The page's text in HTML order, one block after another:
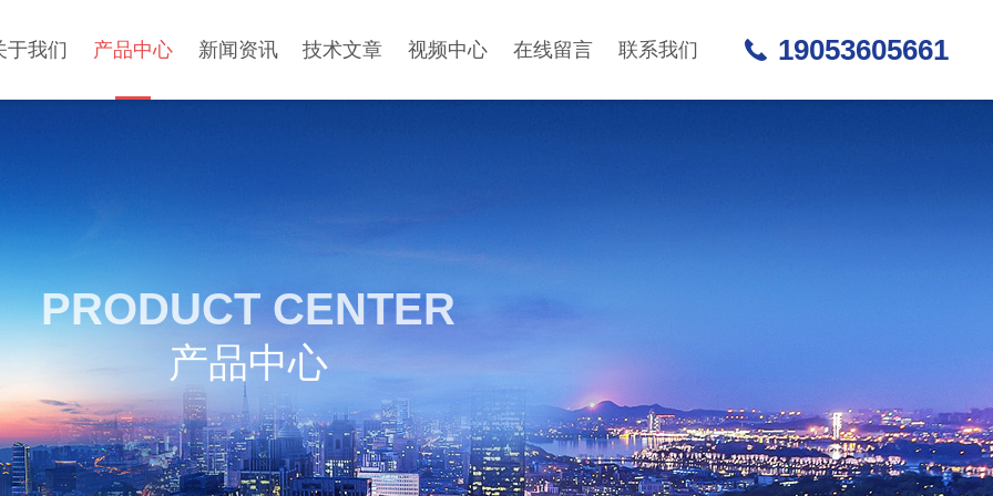
于我们 产品中心 新闻资讯 技术文章 视频中心 在线留言 联系我们 19053605661
PRODUCT CENTER
产品中心